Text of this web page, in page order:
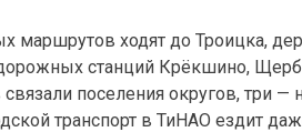
маршрутов ходят до Троицка,
станций Крёкшино,
поселения округов, три
транспорт в ТиНАО ездит